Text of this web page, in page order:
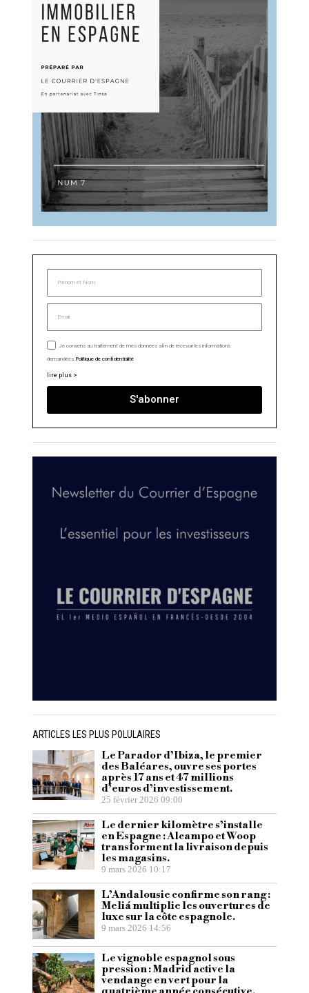
Je consens au traitement de mes données afin de recevoir les informations
demandées.Politique de confidentialité
lire plus >
S'abonner
ARTICLES LES PLUS POLULAIRES
Le Parador d’Ibiza, le premier
des Baléares, ouvre ses portes
après 17 ans et 47 millions
d’euros d’investissement.
25 février 2026 09:00
Le dernier kilomètre s’installe
en Espagne : Alcampo et Woop
transforment la livraison depuis
les magasins.
9 mars 2026 10:17
L’Andalousie confirme son rang :
Meliá multiplie les ouvertures de
luxe sur la côte espagnole.
9 mars 2026 14:56
Le vignoble espagnol sous
pression : Madrid active la
vendange en vert pour la